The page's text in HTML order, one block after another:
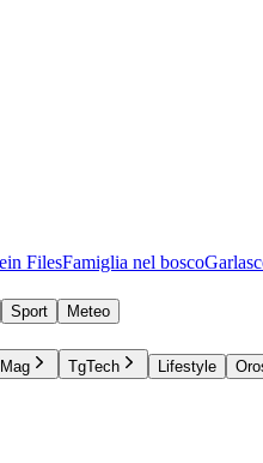
FilesFamiglia nel bosco
Sport
Meteo
TgTech Lifestyle